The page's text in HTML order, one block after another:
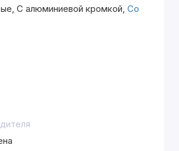
С алюминиевой кромкой, Со